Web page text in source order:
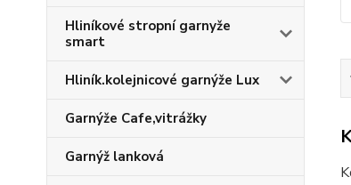
Hliníkové stropní garnyže
smart
Hliník.kolejnicové garnýže Lux
Garnýže Cafe,vitrážky
Garnýž lanková